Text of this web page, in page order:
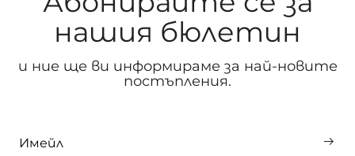
нашия бюлетин
и ние ще ви информираме за най-новите
постъпления.